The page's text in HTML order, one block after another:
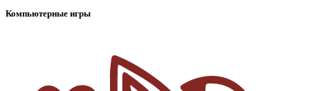
Компьютерные игры